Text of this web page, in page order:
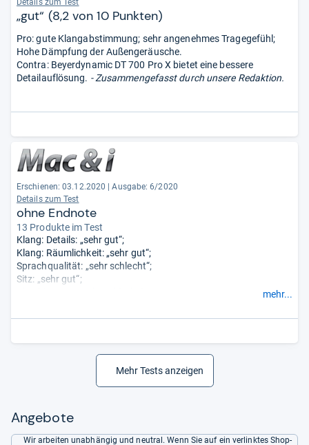
Details zum Test
„gut“ (8,2 von 10 Punkten)
Pro: gute Klangabstimmung; sehr angenehmes Tragegefühl;
Hohe Dämpfung der Außengeräusche.
Contra: Beyerdynamic DT 700 Pro X bietet eine bessere
Detailauflösung. - Zusammengefasst durch unsere Redaktion.
Erschienen: 03.12.2020
Ausgabe: 6/2020
Details zum Test
ohne Endnote
13 Produkte im Test
Klang: Details: „sehr gut“;
Klang: Räumlichkeit: „sehr gut“;
Sprachqualität: „sehr schlecht“;
Sitz: „sehr gut“;
mehr...
Mehr Tests anzeigen
Angebote
Wir arbeiten unabhängig und neutral. Wenn Sie auf ein verlinktes Shop-